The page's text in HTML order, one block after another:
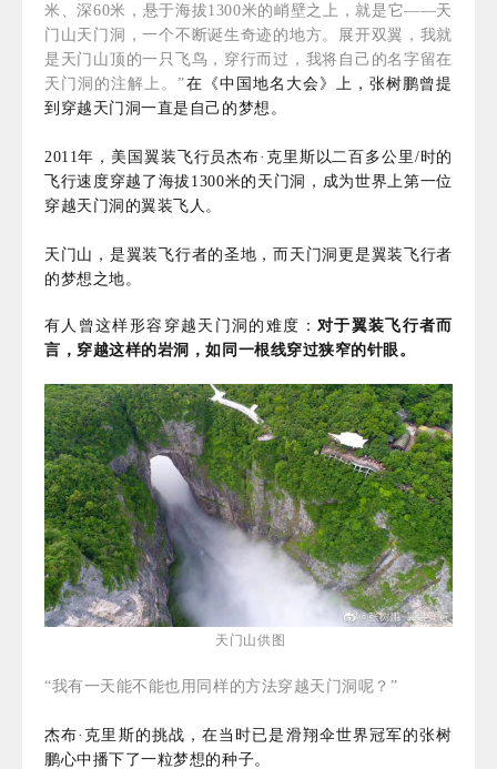
米、深60米，悬于海拔1300米的峭壁之上，就是它——天
门山天门洞，一个不断诞生奇迹的地方。展开双翼，我就
是天门山顶的一只飞鸟，穿行而过，我将自己的名字留在
天门洞的注解上。”在《中国地名大会》上，张树鹏曾提
到穿越天门洞一直是自己的梦想。
2011年，美国翼装飞行员杰布·克里斯以二百多公里/时的
飞行速度穿越了海拔1300米的天门洞，成为世界上第一位
穿越天门洞的翼装飞人。
天门山，是翼装飞行者的圣地，而 天门洞更是翼装飞行者
的梦想之地。
有人曾这样形容穿越天门洞的难度： 对于翼装飞行者而
言，穿越这样的岩洞，如同一根线穿过狭窄的针眼。
天门山供图
“我有一天能不能也用同样的方法穿越天门洞呢？”
杰布·克里斯的挑战，在当时已是滑翔伞世界冠军的张树
鹏心中播下了一粒梦想的种子。